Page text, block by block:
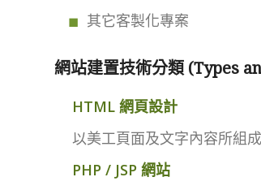
其它客製化專案
網站建置技術分類 (Types
HTML 網頁設計
以美工頁面及文字內容所組
PHP / JSP 網站